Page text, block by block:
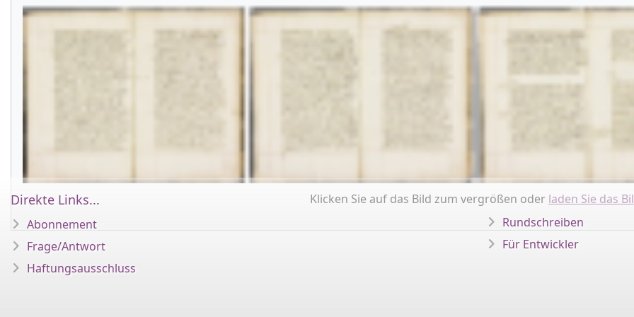
Klicken Sie auf das Bild zum vergrößen oder laden Sie das
Direkte Links...
Abonnement
Frage/Antwort
Haftungsausschluss
Rundschreiben
Für Entwickler